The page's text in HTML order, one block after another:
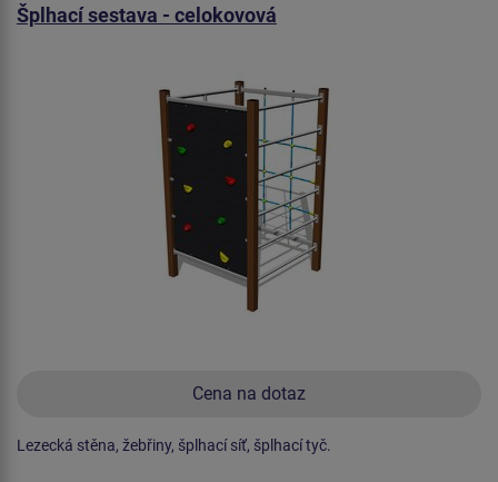
Šplhací sestava - celokovová
Cena na dotaz
Lezecká stěna, žebřiny, šplhací síť, šplhací tyč.